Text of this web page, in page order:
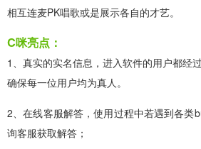
相互连麦PK唱歌或是展示各自的才艺。
C咪亮点：
1、真实的实名信息，进入软件的用户都经
确保每一位用户均为真人。
2、在线客服解答，使用过程中若遇到各类
询客服获取解答；